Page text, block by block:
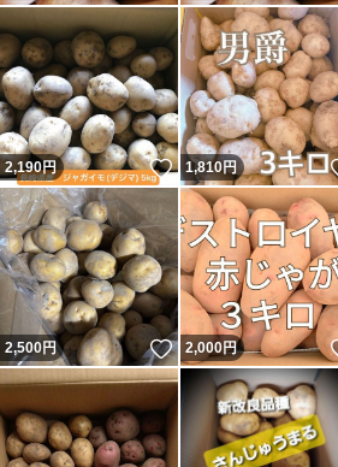
2,190円 いいね！
1,810円
2,500円 いいね！
2,000円